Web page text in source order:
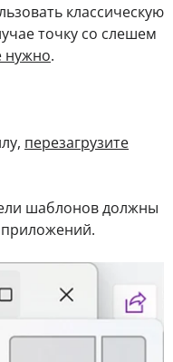
классическую
точку со слешем
нужно.
перезагрузите
шаблонов должны